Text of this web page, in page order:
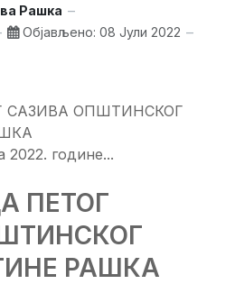
Рашка
Објављено: 08 Јули 2022
САЗИВА ОПШТИНСКОГ
2022. године...
ПЕТОГ
РАШКА